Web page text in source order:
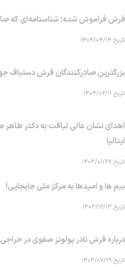
فرش فراموش شده؛ شناسنامه‌ای که
تاریخ ۱۴۰۴/۰۴/۱۴
بزرگترین صادرکنندگان فرش دستباف
تاریخ ۱۴۰۴/۰۲/۱۱
اهدای نشان عالی لیاقت به دکتر
ایتالیا
تاریخ ۱۴۰۴/۰۱/۲۷
بیم ها و امیدها به مرکز ملی جابجایی!
تاریخ ۱۴۰۳/۱۲/۱۳
درباره فرش نادر پولونز صفوی در
تاریخ ۱۴۰۳/۰۷/۲۹